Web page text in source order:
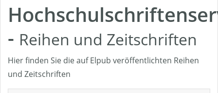
- Reihen und Zeitschriften
Hier finden Sie die auf Elpub veröffentlichten Reihen
und Zeitschriften